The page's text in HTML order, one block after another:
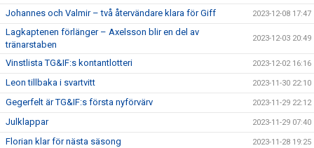
Johannes och Valmir – två återvändare klara för Giff 2023-12-08 17:47
Lagkaptenen förlänger – Axelsson blir en del av
tränarstaben
2023-12-03 20:49
Vinstlista TG&IF:s kontantlotteri 2023-12-02 16:16
Leon tillbaka i svartvitt 2023-11-30 22:10
Gegerfelt är TG&IF:s första nyförvärv 2023-11-29 22:12
Julklappar 2023-11-29 07:40
Florian klar för nästa säsong 2023-11-28 19:25